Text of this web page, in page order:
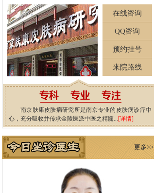
在线咨询
QQ咨询
预约挂号
来院路线
南京肤康皮肤病研究所是南京专业的皮肤病诊疗中
心，充分吸收并传承金陵医派中医之精髓...[详情]
更多>>